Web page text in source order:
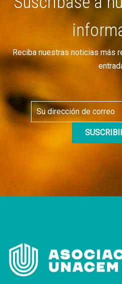
Reciba nuestras noticias más